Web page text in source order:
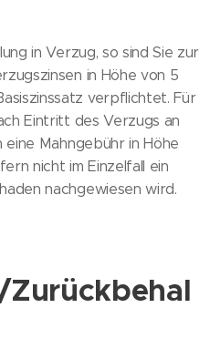
in Verzug, so sind Sie zur
in Höhe von 5
verpflichtet. Für
Eintritt des Verzugs an
Mahngebühr in Höhe
nicht im Einzelfall ein
nachgewiesen wird.